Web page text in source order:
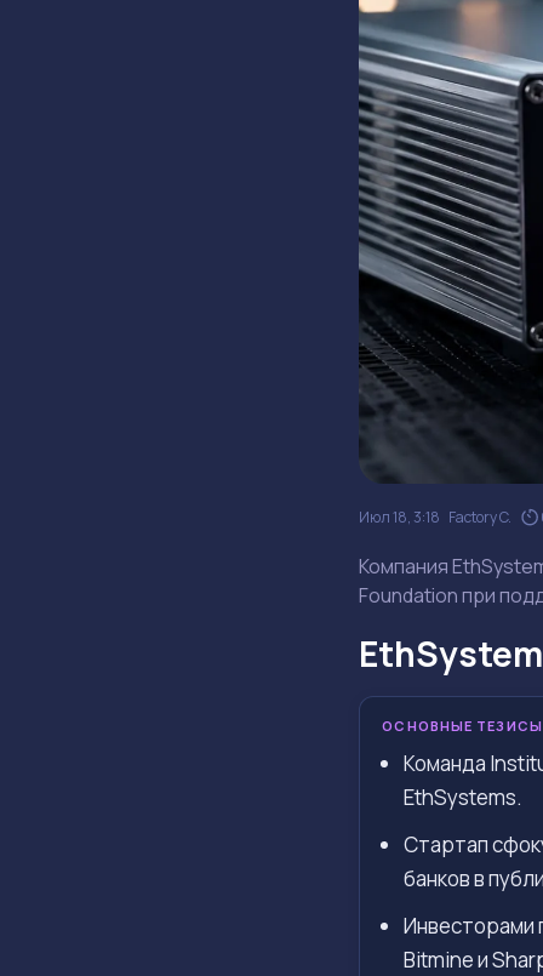
Июл 18, 3:18 Factory C.
Компания
Foundation при
ОСНОВНЫЕ ТЕЗИСЫ
Команда
EthSystems.
Стартап
банков в
Инвесторами
Bitmine и